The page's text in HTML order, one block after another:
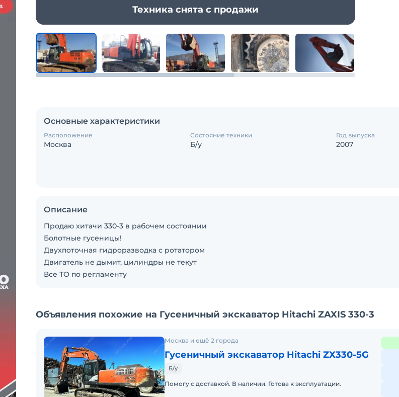
Техника снята с продажи
Основные характеристики
Расположение
Москва
Состояние техники
Б/у
Год выпуска
2007
Описание
Продаю хитачи 330-3 в рабочем состоянии
Болотные гусеницы!
Двухпоточная гидроразводка с ротатором
Двигатель не дымит, цилиндры не текут
Все ТО по регламенту
Объявления похожие на Гусеничный экскаватор Hitachi ZAXIS 330-3
Москва и ещё 2 города
Гусеничный экскаватор Hitachi ZX330-5G
Б/у
Помогу с доставкой. В наличии. Готова к эксплуатации.